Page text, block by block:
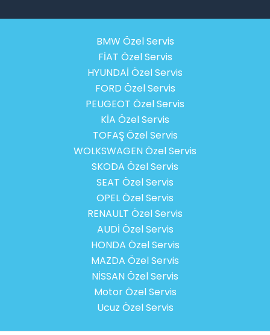
BMW Özel Servis
FİAT Özel Servis
HYUNDAİ Özel Servis
FORD Özel Servis
PEUGEOT Özel Servis
KİA Özel Servis
TOFAŞ Özel Servis
WOLKSWAGEN Özel Servis
SKODA Özel Servis
SEAT Özel Servis
OPEL Özel Servis
RENAULT Özel Servis
AUDİ Özel Servis
HONDA Özel Servis
MAZDA Özel Servis
NİSSAN Özel Servis
Motor Özel Servis
Ucuz Özel Servis